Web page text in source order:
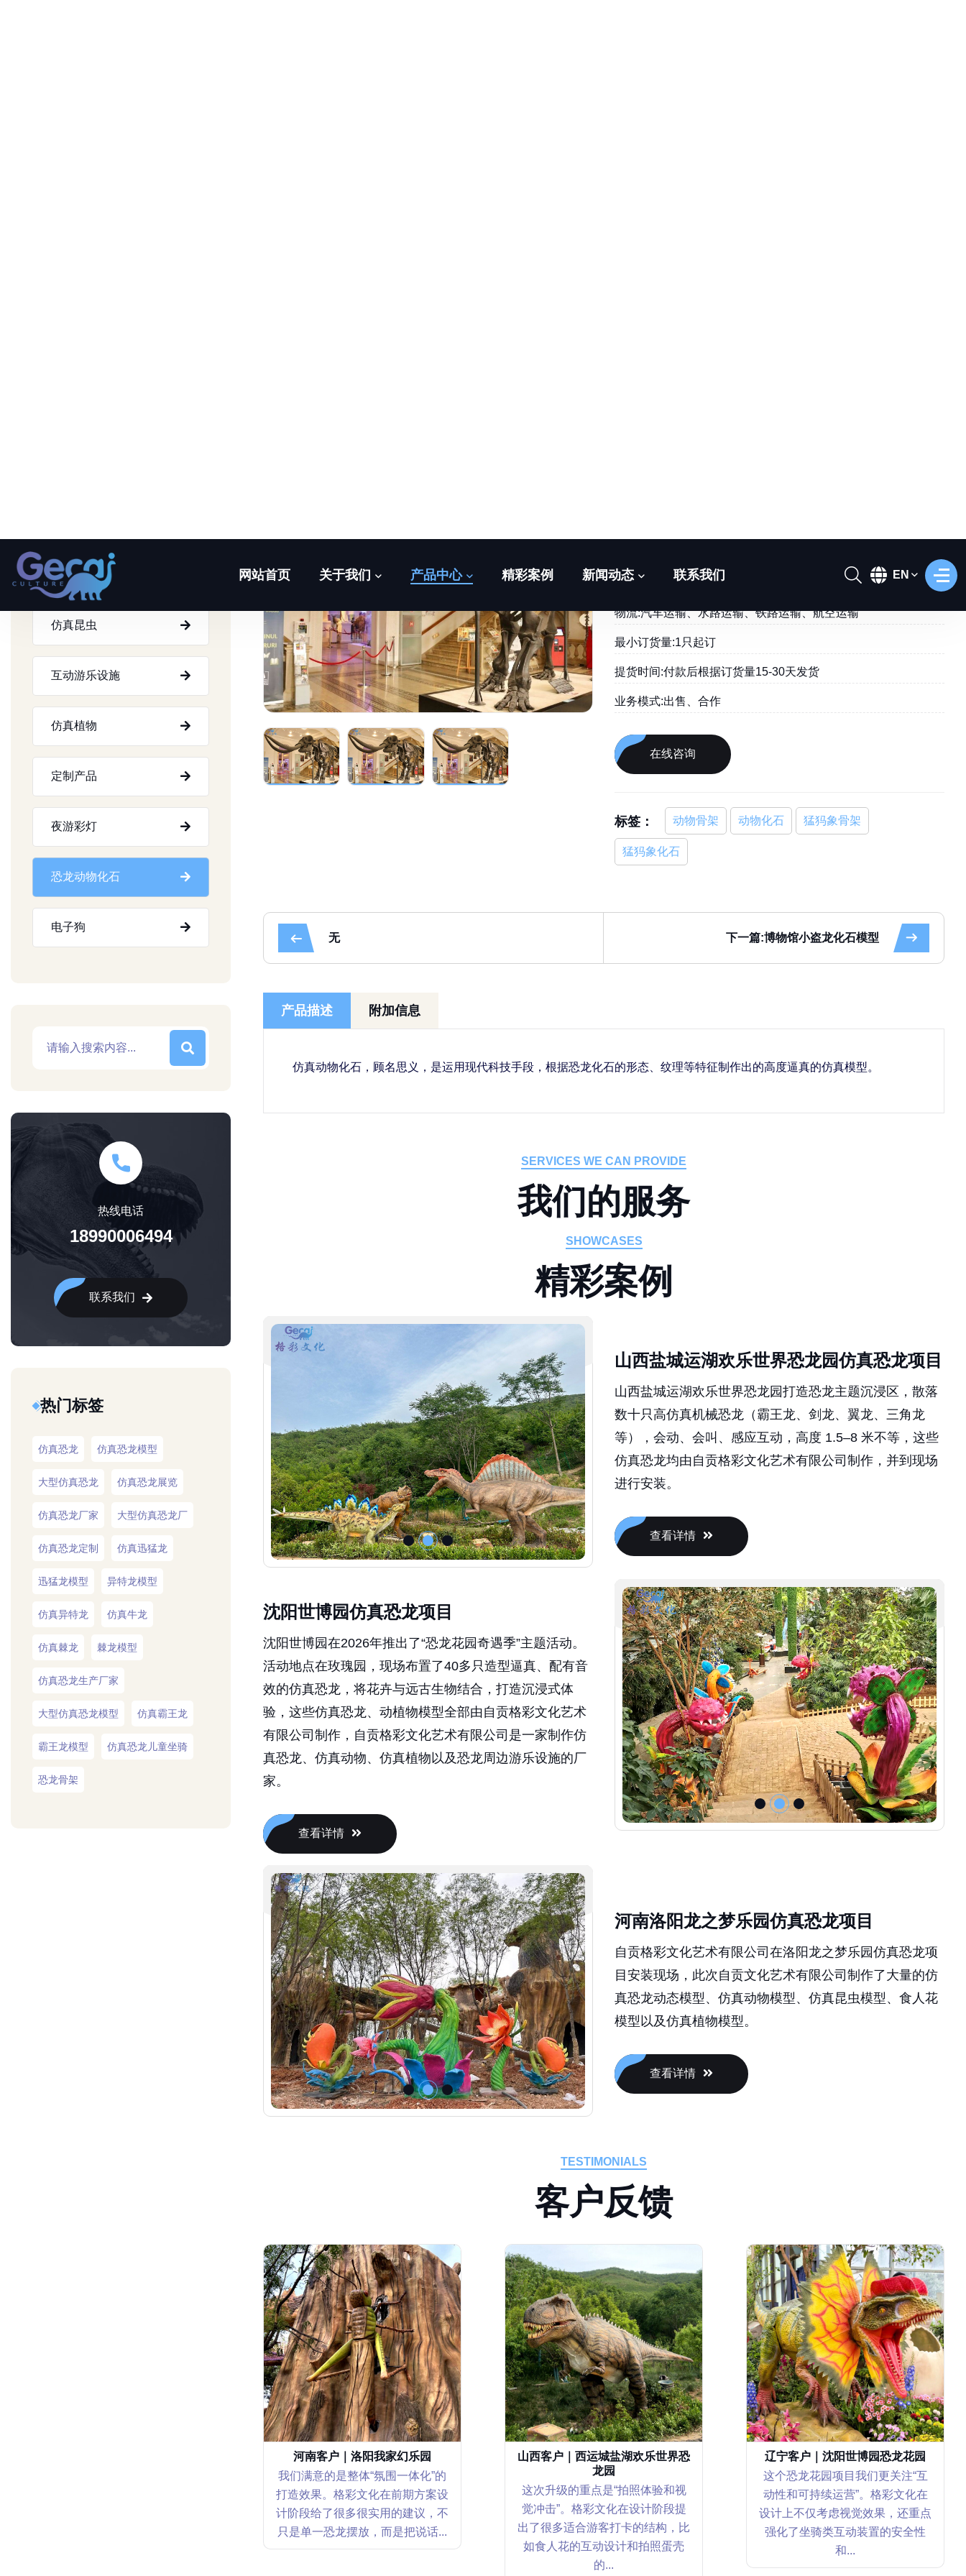
质保:12个月
最小订货量:1只起订
提货时间:付款后根据订货量15-30天发货
业务模式:出售、合作
在线咨询
标签： 动物骨架 动物化石 猛犸象骨架
猛犸象化石
无 下一篇:博物馆小盗龙化石模型
产品描述 附加信息
仿真动物化石，顾名思义，是运用现代科技手段，根据恐龙化石的形态、纹理等特征制作出的高度逼真的仿真模型。
SERVICES WE CAN PROVIDE
我们的服务
SHOWCASES
精彩案例
山西盐城运湖欢乐世界恐龙园仿真恐龙项目
山西盐城运湖欢乐世界恐龙园打造恐龙主题沉浸区，散落
数十只高仿真机械恐龙（霸王龙、剑龙、翼龙、三角龙
等），会动、会叫、感应互动，高度 1.5–8 米不等，这些
仿真恐龙均由自贡格彩文化艺术有限公司制作，并到现场
进行安装。
查看详情
沈阳世博园仿真恐龙项目
沈阳世博园在2026年推出了“恐龙花园奇遇季”主题活动。
活动地点在玫瑰园，现场布置了40多只造型逼真、配有音
效的仿真恐龙，将花卉与远古生物结合，打造沉浸式体
验，这些仿真恐龙、动植物模型全部由自贡格彩文化艺术
有限公司制作，自贡格彩文化艺术有限公司是一家制作仿
真恐龙、仿真动物、仿真植物以及恐龙周边游乐设施的厂
家。
查看详情
河南洛阳龙之梦乐园仿真恐龙项目
自贡格彩文化艺术有限公司在洛阳龙之梦乐园仿真恐龙项
目安装现场，此次自贡文化艺术有限公司制作了大量的仿
真恐龙动态模型、仿真动物模型、仿真昆虫模型、食人花
模型以及仿真植物模型。
查看详情
TESTIMONIALS
客户反馈
河南客户｜洛阳我家幻乐园
我们满意的是整体“氛围一体化”的
打造效果。格彩文化在前期方案设
计阶段给了很多很实用的建议，不
只是单一恐龙摆放，而是把说话...
山西客户｜西运城盐湖欢乐世界恐
龙园
这次升级的重点是“拍照体验和视
觉冲击”。格彩文化在设计阶段提
出了很多适合游客打卡的结构，比
如食人花的互动设计和拍照蛋壳
的...
辽宁客户｜沈阳世博园恐龙花园
这个恐龙花园项目我们更关注“互
动性和可持续运营”。格彩文化在
设计上不仅考虑视觉效果，还重点
强化了坐骑类互动装置的安全性
和...
仿真动物
仿真昆虫
互动游乐设施
仿真植物
定制产品
夜游彩灯
恐龙动物化石
电子狗
热线电话
18990006494
联系我们
热门标签
仿真恐龙 仿真恐龙模型
大型仿真恐龙 仿真恐龙展览
仿真恐龙厂家 大型仿真恐龙厂
仿真恐龙定制 仿真迅猛龙
迅猛龙模型 异特龙模型
仿真异特龙 仿真牛龙
仿真棘龙 棘龙模型
仿真恐龙生产厂家
大型仿真恐龙模型 仿真霸王龙
霸王龙模型 仿真恐龙儿童坐骑
恐龙骨架